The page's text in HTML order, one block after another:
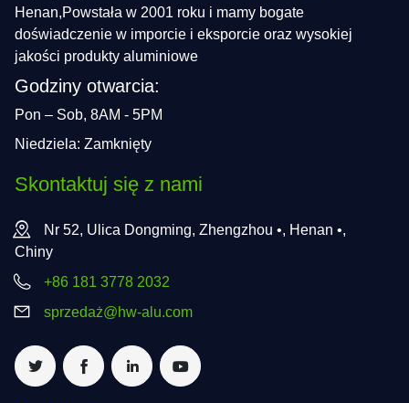
Henan,Powstała w 2001 roku i mamy bogate
doświadczenie w imporcie i eksporcie oraz wysokiej
jakości produkty aluminiowe
Godziny otwarcia:
Pon – Sob, 8AM - 5PM
Niedziela: Zamknięty
Skontaktuj się z nami
Nr 52, Ulica Dongming, Zhengzhou •, Henan •,
Chiny
+86 181 3778 2032
sprzedaż@hw-alu.com